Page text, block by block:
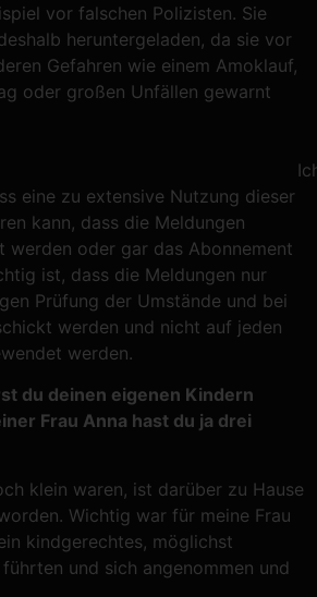
vor falschen Polizisten. Sie
heruntergeladen, da sie vor
Gefahren wie einem Amoklauf,
oder großen Unfällen gewarnt
eine zu extensive Nutzung dieser
kann, dass die Meldungen
werden oder gar das Abonnement
ist, dass die Meldungen nur
Prüfung der Umstände und bei
werden und nicht auf jeden
werden.
du deinen eigenen Kindern
Frau Anna hast du ja drei
klein waren, ist darüber zu Hause
Wichtig war für meine Frau
kindgerechtes, möglichst
und sich angenommen und